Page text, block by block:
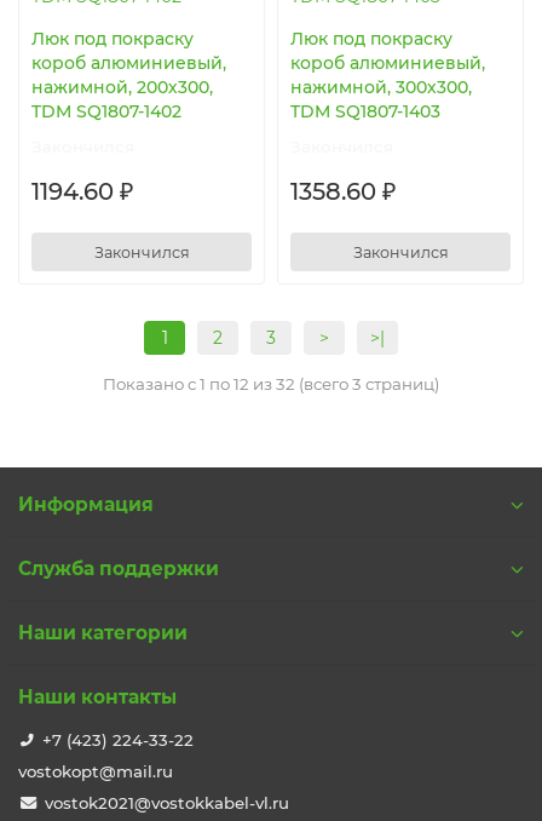
Люк под покраску
короб алюминиевый,
нажимной, 200х300,
TDM SQ1807-1402
1194.60 ₽
Закончился
Люк под покраску
короб алюминиевый,
нажимной, 300х300,
TDM SQ1807-1403
1358.60 ₽
Закончился
1 2 3 > >|
Показано с 1 по 12 из 32 (всего 3 страниц)
Информация
Служба поддержки
Наши категории
Наши контакты
+7 (423) 224-33-22
vostokopt@mail.ru
vostok2021@vostokkabel-vl.ru